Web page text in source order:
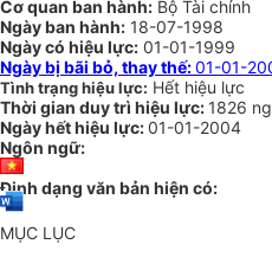
Cơ quan ban hành: Bộ Tài chính
Ngày ban hành: 18-07-1998
Ngày có hiệu lực: 01-01-1999
Ngày bị bãi bỏ, thay thế:01-01-
Tình trạng hiệu lực: Hết hiệu lực
Thời gian duy trì hiệu lực: 1826
Ngày hết hiệu lực:01-01-2004
Ngôn ngữ:
Định dạng văn bản hiện có:
MỤC LỤC